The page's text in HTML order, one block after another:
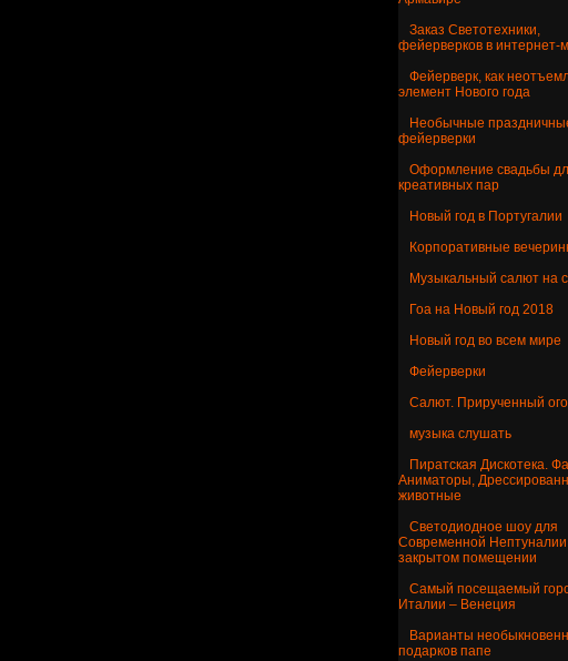
Заказ Светотехники,
фейерверков в интернет-
Фейерверк, как
элемент Нового года
Необычные
фейерверки
Оформление свадьбы
креативных пар
Новый год в Португалии
Корпоративные
Музыкальный салют на
Гоа на Новый год 2018
Новый год во всем мире
Фейерверки
Салют. Прирученный
музыка слушать
Пиратская Дискотека.
Аниматоры,
животные
Светодиодное шоу для
Современной Нептуналии
закрытом помещении
Самый посещаемый
Италии – Венеция
Варианты
подарков папе